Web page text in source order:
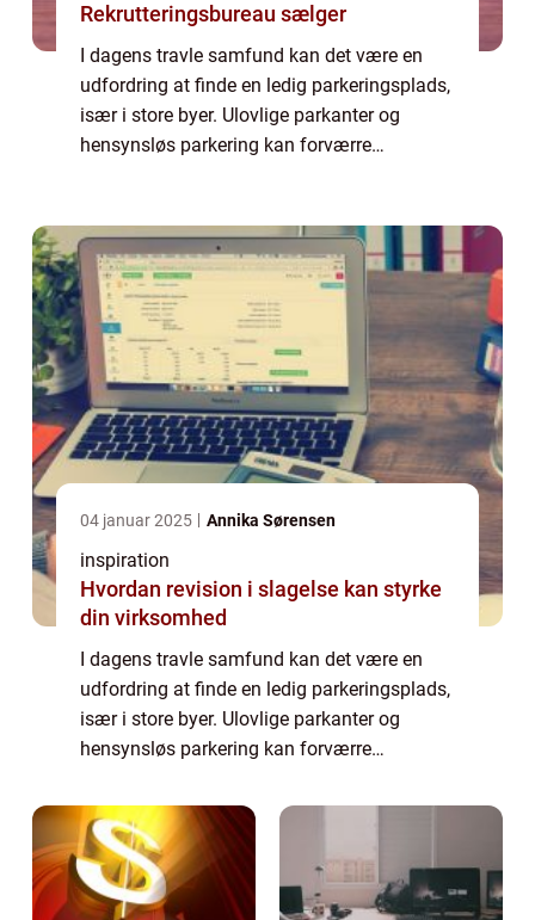
Rekrutteringsbureau sælger
I dagens travle samfund kan det være en
udfordring at finde en ledig parkeringsplads,
især i store byer. Ulovlige parkanter og
hensynsløs parkering kan forværre
04 januar 2025 Annika Sørensen
inspiration
Hvordan revision i slagelse kan styrke
din virksomhed
I dagens travle samfund kan det være en
udfordring at finde en ledig parkeringsplads,
især i store byer. Ulovlige parkanter og
hensynsløs parkering kan forværre
findes en løsni...